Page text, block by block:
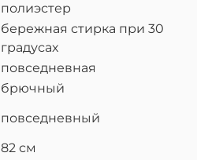
полиэстер
бережная стирка при 30
градусах
повседневная
брючный
повседневный
82 см